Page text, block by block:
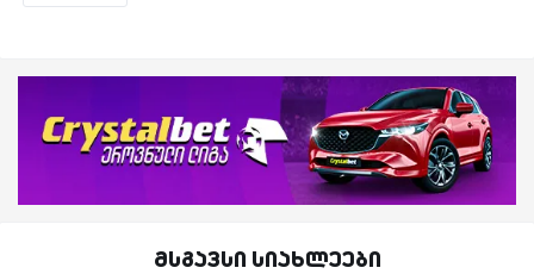
მსგავსი სიახლეები